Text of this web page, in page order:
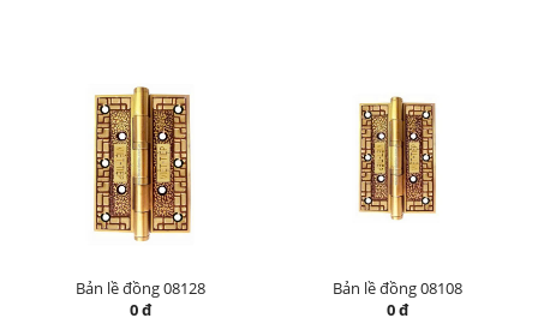
Bản lề đồng 08128
0 đ
Bản lề đồng 08108
0 đ